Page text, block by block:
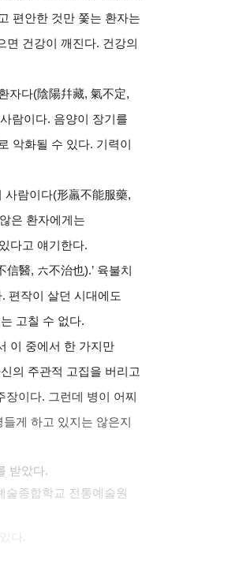
편안한 것만 쫓는 환자는
면 건강이 깨진다. 건강의
자다(陰陽幷藏, 氣不定,
람이다. 음양이 장기를
악화될 수 있다. 기력이
사람이다(形羸不能服藥,
은 환자에게는
다고 얘기한다.
信醫, 六不治也).’ 육불치
. 편작이 살던 시대에도
고칠 수 없다.
이 중에서 한 가지만
의 주관적 고집을 버리고
장이다. 그런데 병이 어찌
게 하고 있지는 않은지
받았다.
술종합학교 전통예술원
다